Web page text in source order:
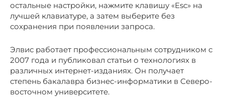
остальные настройки, нажмите клавишу «Esc» на
лучшей клавиатуре, а затем выберите без
сохранения при появлении запроса.
Элвис работает профессиональным сотрудником с
2007 года и публиковал статьи о технологиях в
различных интернет-изданиях. Он получает
степень бакалавра бизнес-информатики в Северо-
восточном университете.